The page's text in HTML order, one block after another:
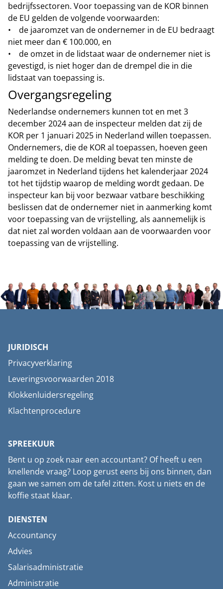
bedrijfssectoren. Voor toepassing van de KOR binnen
de EU gelden de volgende voorwaarden:
• de jaaromzet van de ondernemer in de EU bedraagt
niet meer dan € 100.000, en
• de omzet in de lidstaat waar de ondernemer niet is
gevestigd, is niet hoger dan de drempel die in die
lidstaat van toepassing is.
Overgangsregeling
Nederlandse ondernemers kunnen tot en met 3
december 2024 aan de inspecteur melden dat zij de
KOR per 1 januari 2025 in Nederland willen toepassen.
Ondernemers, die de KOR al toepassen, hoeven geen
melding te doen. De melding bevat ten minste de
jaaromzet in Nederland tijdens het kalenderjaar 2024
tot het tijdstip waarop de melding wordt gedaan. De
inspecteur kan bij voor bezwaar vatbare beschikking
beslissen dat de ondernemer niet in aanmerking komt
voor toepassing van de vrijstelling, als aannemelijk is
dat niet zal worden voldaan aan de voorwaarden voor
toepassing van de vrijstelling.
JURIDISCH
Privacyverklaring
Leveringsvoorwaarden 2018
Klokkenluidersregeling
Klachtenprocedure
SPREEKUUR
Bent u op zoek naar een accountant? Of heeft u een
knellende vraag? Loop gerust eens bij ons binnen, dan
gaan we samen om de tafel zitten. Kost u niets en de
koffie staat klaar.
DIENSTEN
Accountancy
Advies
Salarisadministratie
Administratie